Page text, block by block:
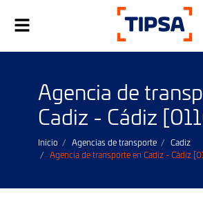
Alternar
navegación
Agencia de
Cadiz - Cádiz
Inicio Agencias de transporte
Cadiz
Agencia de transporte en Cadiz - Cádiz